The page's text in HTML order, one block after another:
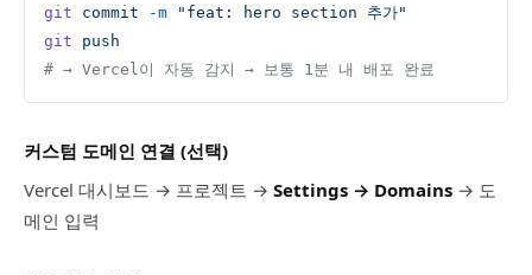
git commit -m "feat: hero section 추가"
git push
# → Vercel이 자동 감지 → 보통 1분 내 배포 완료
커스텀 도메인 연결 (선택)
Vercel 대시보드 → 프로젝트 → Settings → Domains → 도
메인 입력